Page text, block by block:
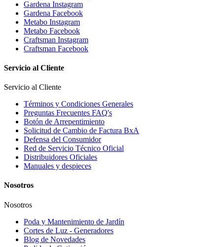
Gardena Instagram
Gardena Facebook
Metabo Instagram
Metabo Facebook
Craftsman Instagram
Craftsman Facebook
Servicio al Cliente
Servicio al Cliente
Términos y Condiciones Generales
Preguntas Frecuentes FAQ's
Botón de Arrepentimiento
Solicitud de Cambio de Factura BxA
Defensa del Consumidor
Red de Servicio Técnico Oficial
Distribuidores Oficiales
Manuales y despieces
Nosotros
Nosotros
Poda y Mantenimiento de Jardín
Cortes de Luz - Generadores
Blog de Novedades